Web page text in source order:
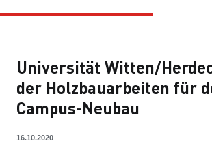
Universität Witten/
der Holzbauarbeiten für
Campus-Neubau
16.10.2020